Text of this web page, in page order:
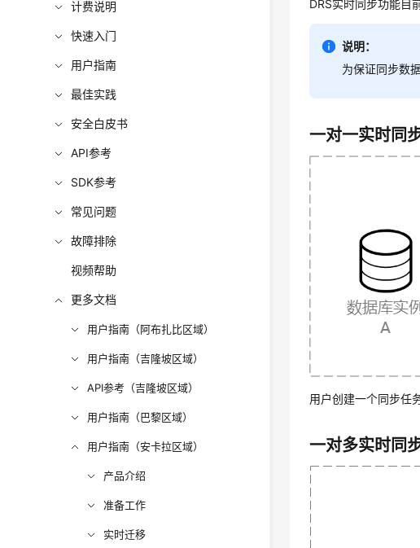
计费说明
快速入门
用户指南
最佳实践
安全白皮书
API参考
SDK参考
常见问题
故障排除
视频帮助
更多文档
用户指南（阿布扎比区域）
用户指南（吉隆坡区域）
API参考（吉隆坡区域）
用户指南（巴黎区域）
用户指南（安卡拉区域）
产品介绍
准备工作
实时迁移
DRS实时同步功能目
说明：
为保证同步数
一对一实时同
用户创建一个同步任
一对多实时同